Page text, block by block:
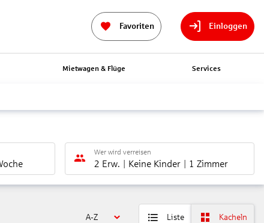
Favoriten Einloggen
Mietwagen & Flüge Services
Wer wird verreisen
2 Erw. Keine Kinder 1 Zimmer
A-Z Liste Kacheln